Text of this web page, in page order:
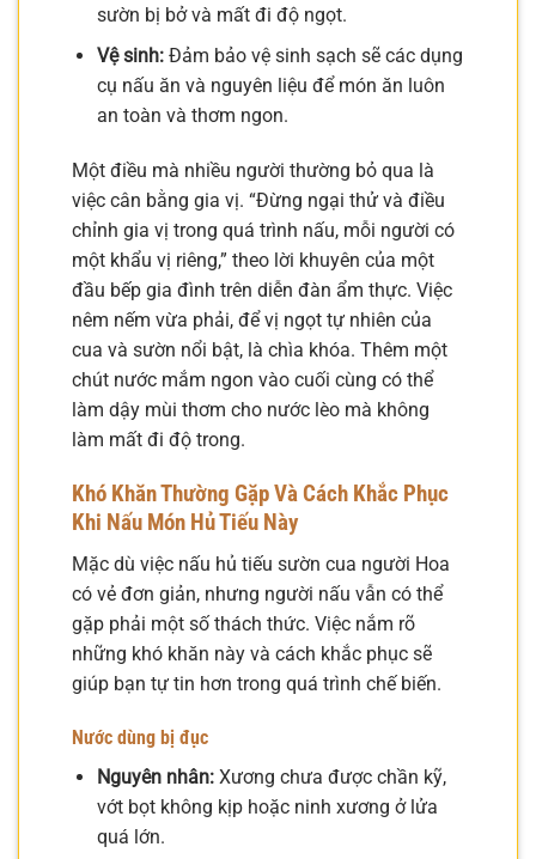
sườn bị bở và mất đi độ ngọt.
Vệ sinh:Đảm bảo vệ sinh sạch sẽ các dụng
cụ nấu ăn và nguyên liệu để món ăn luôn
an toàn và thơm ngon.
Một điều mà nhiều người thường bỏ qua là
việc cân bằng gia vị. “Đừng ngại thử và điều
chỉnh gia vị trong quá trình nấu, mỗi người có
một khẩu vị riêng,” theo lời khuyên của một
đầu bếp gia đình trên diễn đàn ẩm thực. Việc
nêm nếm vừa phải, để vị ngọt tự nhiên của
cua và sườn nổi bật, là chìa khóa. Thêm một
chút nước mắm ngon vào cuối cùng có thể
làm dậy mùi thơm cho nước lèo mà không
làm mất đi độ trong.
Khó Khăn Thường Gặp Và Cách Khắc Phục
Khi Nấu Món Hủ Tiếu Này
Mặc dù việc nấu hủ tiếu sườn cua người Hoa
có vẻ đơn giản, nhưng người nấu vẫn có thể
gặp phải một số thách thức. Việc nắm rõ
những khó khăn này và cách khắc phục sẽ
giúp bạn tự tin hơn trong quá trình chế biến.
Nước dùng bị đục
Nguyên nhân:Xương chưa được chần kỹ,
vớt bọt không kịp hoặc ninh xương ở lửa
quá lớn.